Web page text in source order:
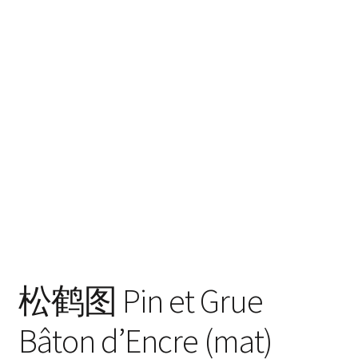
松鹤图 Pin et Grue
Bâton d’Encre (mat)